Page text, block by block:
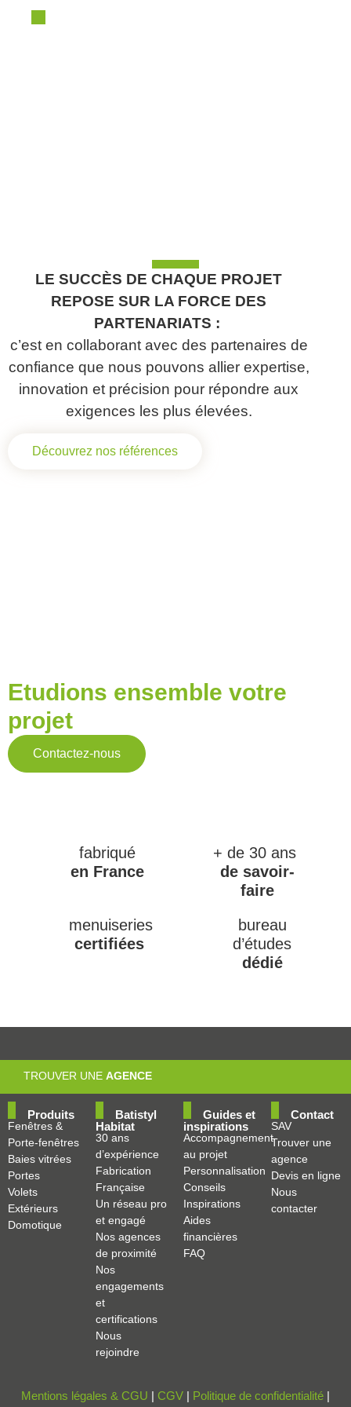
LE SUCCÈS DE CHAQUE PROJET
REPOSE SUR LA FORCE DES
PARTENARIATS :
c’est en collaborant avec des partenaires de
confiance que nous pouvons allier expertise,
innovation et précision pour répondre aux
exigences les plus élevées.
Découvrez nos références
Etudions ensemble votre
projet
Contactez-nous
fabriqué
en France
+ de 30 ans
de savoir-
faire
menuiseries
certifiées
bureau
d’études
dédié
TROUVER UNE AGENCE
Produits
Fenêtres &
Porte-fenêtres
Baies vitrées
Portes
Volets
Extérieurs
Domotique
Batistyl
Habitat
30 ans
d’expérience
Fabrication
Française
Un réseau pro
et engagé
Nos agences
de proximité
Nos
engagements
et
certifications
Nous
rejoindre
Guides et
inspirations
Accompagnement
au projet
Personnalisation
Conseils
Inspirations
Aides
financières
FAQ
Contact
SAV
Trouver une
agence
Devis en ligne
Nous
contacter
Mentions légales & CGU | CGV | Politique de confidentialité |